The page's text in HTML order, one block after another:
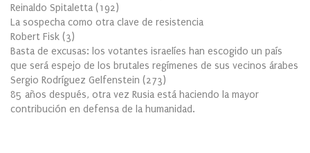
Reinaldo Spitaletta (192)
La sospecha como otra clave de resistencia
Robert Fisk (3)
Basta de excusas: los votantes israelíes han escogido un país
que será espejo de los brutales regímenes de sus vecinos árabes
Sergio Rodríguez Gelfenstein (273)
85 años después, otra vez Rusia está haciendo la mayor
contribución en defensa de la humanidad.